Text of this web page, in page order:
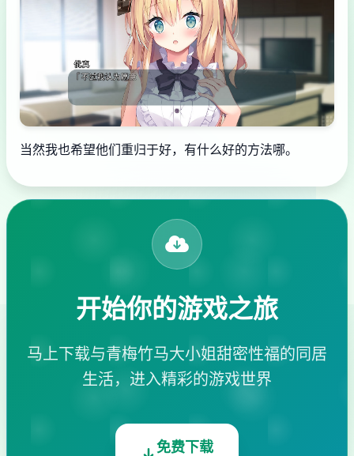
当然我也希望他们重归于好，有什么好的方法哪。
开始你的游戏之旅
马上下载与青梅竹马大小姐甜密性福的同居
生活，进入精彩的游戏世界
免费下载